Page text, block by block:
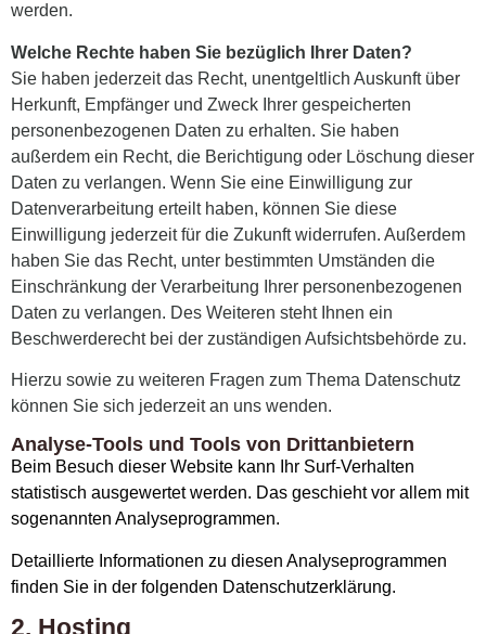
werden.
Welche Rechte haben Sie bezüglich Ihrer Daten?
Sie haben jederzeit das Recht, unentgeltlich Auskunft über
Herkunft, Empfänger und Zweck Ihrer gespeicherten
personenbezogenen Daten zu erhalten. Sie haben
außerdem ein Recht, die Berichtigung oder Löschung dieser
Daten zu verlangen. Wenn Sie eine Einwilligung zur
Datenverarbeitung erteilt haben, können Sie diese
Einwilligung jederzeit für die Zukunft widerrufen. Außerdem
haben Sie das Recht, unter bestimmten Umständen die
Einschränkung der Verarbeitung Ihrer personenbezogenen
Daten zu verlangen. Des Weiteren steht Ihnen ein
Beschwerderecht bei der zuständigen Aufsichtsbehörde zu.
Hierzu sowie zu weiteren Fragen zum Thema Datenschutz
können Sie sich jederzeit an uns wenden.
Analyse-Tools und Tools von Drittanbietern
Beim Besuch dieser Website kann Ihr Surf-Verhalten
statistisch ausgewertet werden. Das geschieht vor allem mit
sogenannten Analyseprogrammen.
Detaillierte Informationen zu diesen Analyseprogrammen
finden Sie in der folgenden Datenschutzerklärung.
2. Hosting